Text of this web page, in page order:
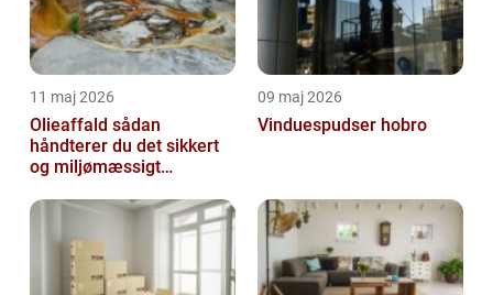
11 maj 2026
Olieaffald sådan
håndterer du det sikkert
og miljømæssigt
09 maj 2026
Vinduespudser hobro